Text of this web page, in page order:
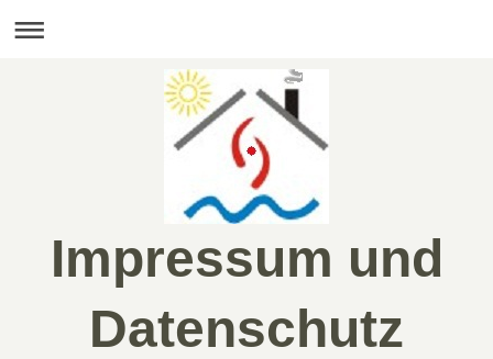
Impressum und
Datenschutz